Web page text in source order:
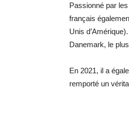
Passionné par
français
Unis
Danemark, le
En 2021, il a
remporté un